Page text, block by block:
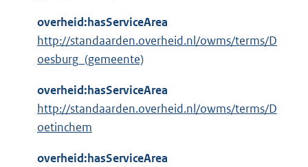
overheid:hasServiceArea
http://standaarden.overheid.nl/owms/terms/D
oesburg_(gemeente)
overheid:hasServiceArea
http://standaarden.overheid.nl/owms/terms/D
oetinchem
overheid:hasServiceArea